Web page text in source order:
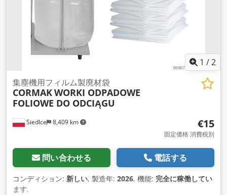
1 /2
Siedlce 8,409 km
集塵機用フィルム製廃材袋
CORMAKWORKI ODPADOWE
FOLIOWE DO ODCIĄGU
€15
固定価格 消費税別
問い合わせる 電話する
コンディション: 新しい, 製造年: 2026, 機能: 完全に稼働してい
ます,